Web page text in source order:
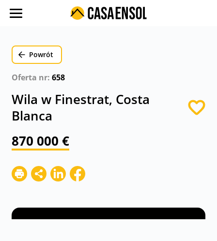
Oferty w regionach
Ulubione oferty
Proces zakupu
Koszty
Kontakt
Powrót
Oferta nr: 658
Wila w Finestrat, Costa
Blanca
870 000 €